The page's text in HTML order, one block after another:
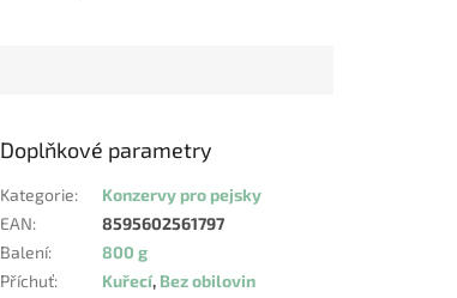
Doplňkové parametry
Kategorie:
Konzervy pro pejsky
EAN:
8595602561797
Balení:
800 g
Příchuť: Kuřecí, Bez obilovin